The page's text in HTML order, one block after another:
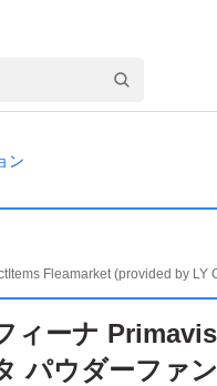
ン
Fleamarket (provided by LY
ィーナ
パウダーファ